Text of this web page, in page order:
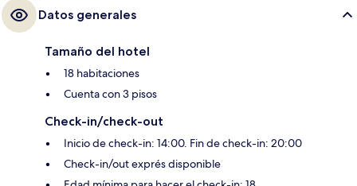
Datos generales
Tamaño del hotel
18 habitaciones
Cuenta con 3 pisos
Check-in/check-out
Inicio de check-in: 14:00. Fin de check-in: 20:00
Check-in/out exprés disponible